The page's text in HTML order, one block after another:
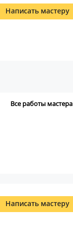
Написать мастеру
Все работы мастера
Написать мастеру